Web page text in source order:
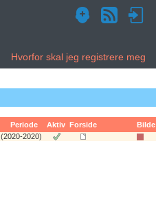
Hvorfor skal jeg registrere meg
Periode Aktiv Forside
Bilde
(2020-2020)